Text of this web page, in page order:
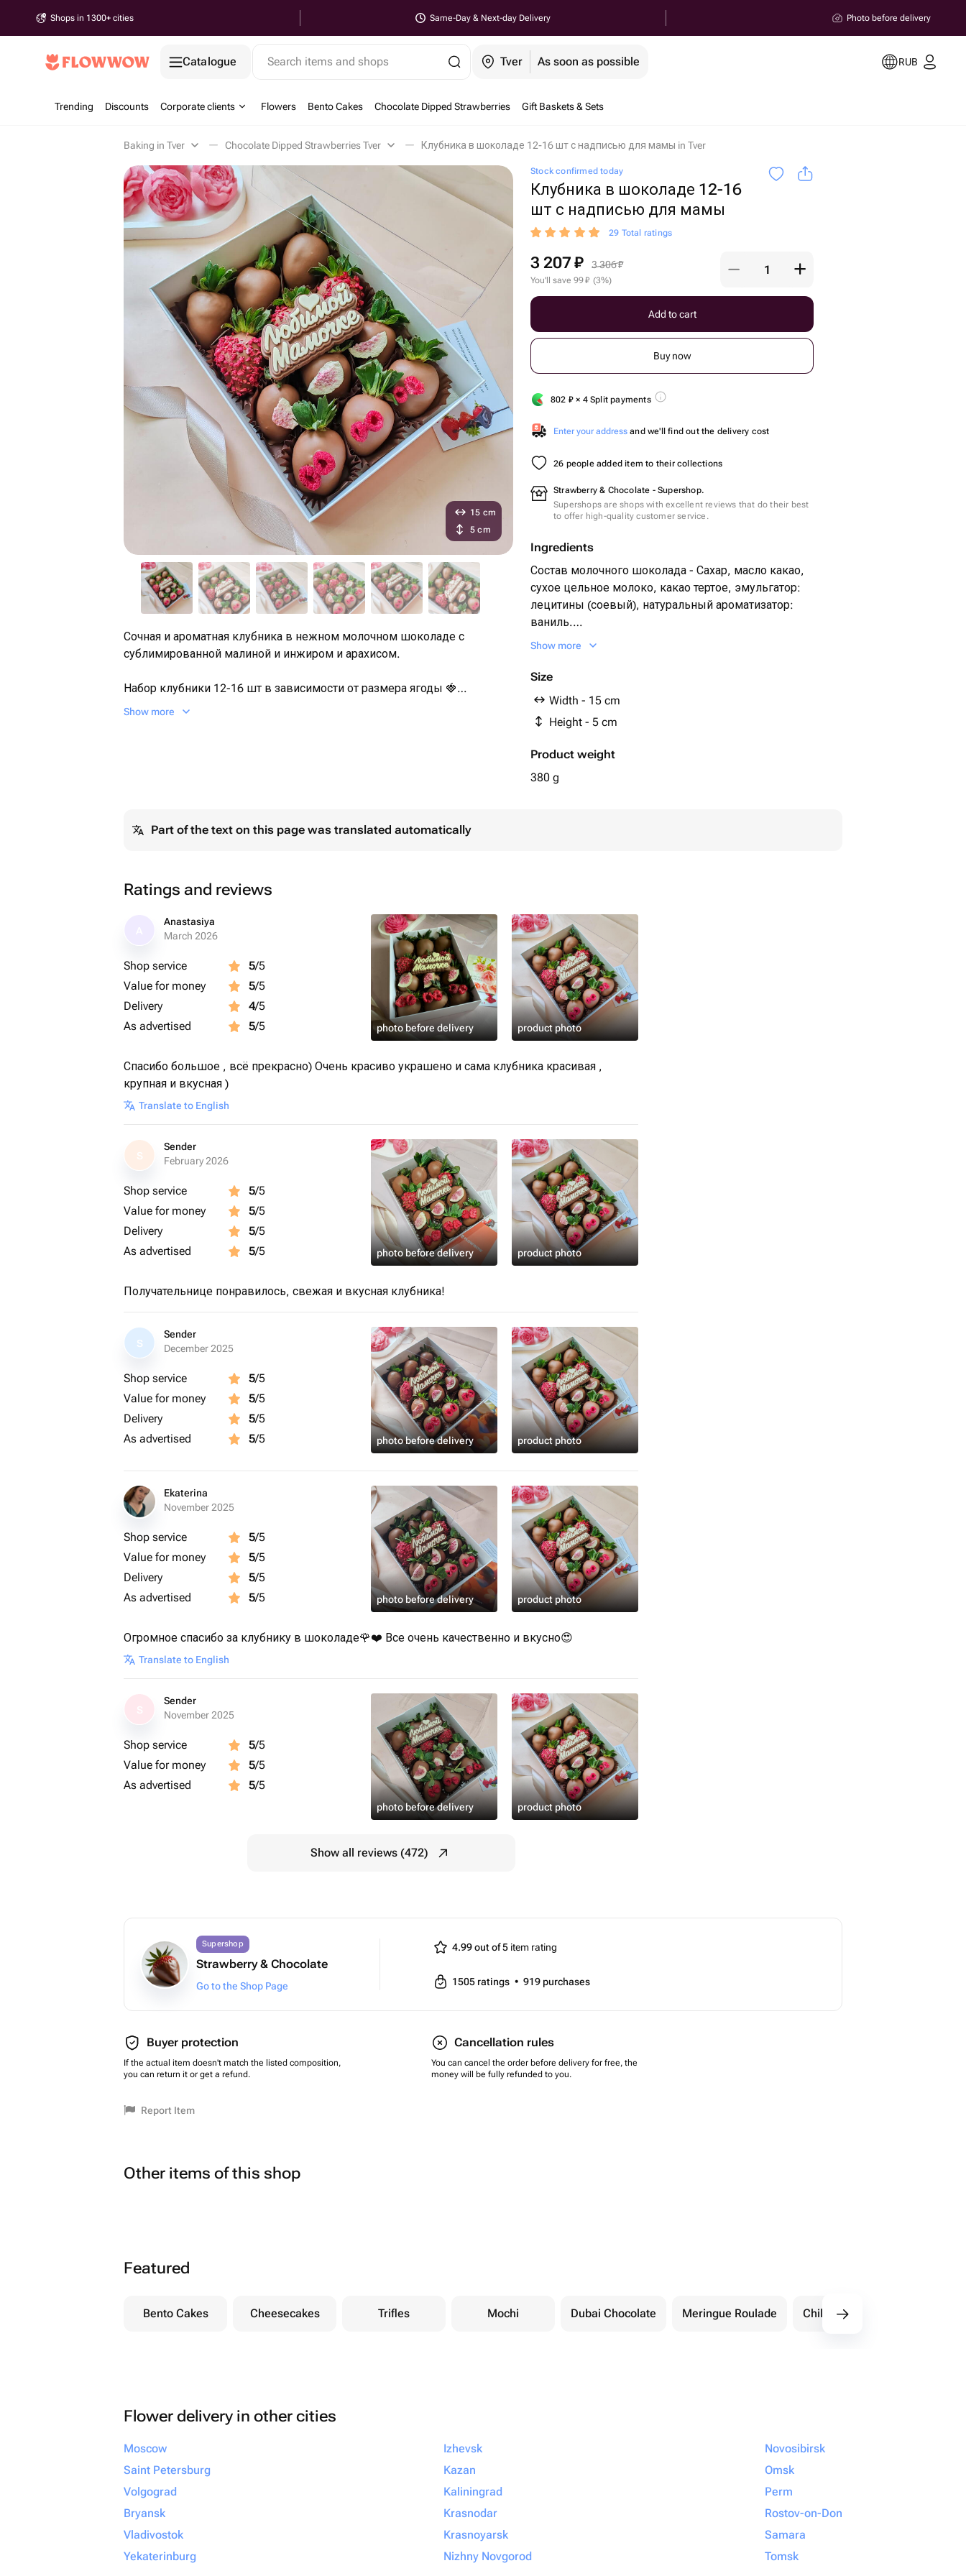
Shops in 1300+ cities Same-Day & Next-day Delivery Photo before delivery
Catalogue Search items and shops Tver As soon as possible RUB
Trending Discounts Corporate clients Flowers Bento Cakes Chocolate Dipped Strawberries Gift Baskets & Sets
Baking in Tver Chocolate Dipped Strawberries Tver Клубника в шоколаде 12-16 шт с надписью для мамы in Tver
Stock confirmed today
Клубника в шоколаде 12-16
шт с надписью для мамы
29 Total ratings
3 207 ₽ 3 306₽
You'll save 99₽ (3%)
Add to cart
Buy now
802 ₽ × 4 Split payments
Enter your address and we'll find out the delivery cost
26 people added item to their collections
Strawberry & Chocolate - Supershop.
Supershops are shops with excellent reviews that do their best
to offer high-quality customer service.
Ingredients
Состав молочного шоколада - Сахар, масло какао,
сухое цельное молоко, какао тертое, эмульгатор:
лецитины (соевый), натуральный ароматизатор:
ваниль.
Show more
Size
Width - 15 cm
Height - 5 cm
Product weight
380 g
15 cm
5 cm
Сочная и ароматная клубника в нежном молочном шоколаде с
сублимированной малиной и инжиром и арахисом.
Набор клубники 12-16 шт в зависимости от размера ягоды 🍓
мамы на день матери ❤️
Срок годности клубники в шоколаде - 24 часа. Рекомендуем
Рекомендуем хранить клубнику в шоколаде в холодильнике
Перед употреблением подержать 15 минут при комнатной
температуре.
Приятного аппетита 🍓
Show more
Part of the text on this page was translated automatically
Ratings and reviews
Anastasiya
March 2026
Shop service 5/5
Value for money
5/5
Delivery
4/5
As advertised
5/5 photo before delivery product photo
Спасибо большое , всё прекрасно) Очень красиво украшено и сама клубника красивая ,
крупная и вкусная )
Translate to English
S
Sender
February 2026
Shop service 5/5
Value for money
5/5
Delivery
5/5
As advertised
5/5 photo before delivery product photo
Получательнице понравилось, свежая и вкусная клубника!
S
Sender
December 2025
Shop service 5/5
Value for money
5/5
Delivery
5/5
As advertised
5/5 photo before delivery product photo
Ekaterina
November 2025
Shop service 5/5
Value for money
5/5
Delivery
5/5
As advertised
5/5 photo before delivery product photo
Огромное спасибо за клубнику в шоколаде🌹❤️ Все очень качественно и вкусно😍
Translate to English
Sender
November 2025
Shop service 5/5
Value for money
5/5
As advertised
5/5
photo before delivery product photo
Show all reviews (472)
Supershop
Strawberry & Chocolate
Go to the Shop Page
4.99 out of 5 item rating
1505 ratings • 919 purchases
Buyer protection
If the actual item doesn't match the listed composition,
you can return it or get a refund.
Cancellation rules
You can cancel the order before delivery for free, the
money will be fully refunded to you.
Report Item
Other items of this shop
Featured
Bento Cakes Cheesecakes Trifles Mochi Dubai Chocolate Meringue Roulade Children's Cakes
Flower delivery in other cities
Moscow
Saint Petersburg
Volgograd
Bryansk
Vladivostok
Yekaterinburg
Izhevsk
Kazan
Kaliningrad
Krasnodar
Krasnoyarsk
Nizhny Novgorod
Novosibirsk
Omsk
Perm
Rostov-on-Don
Samara
Tomsk